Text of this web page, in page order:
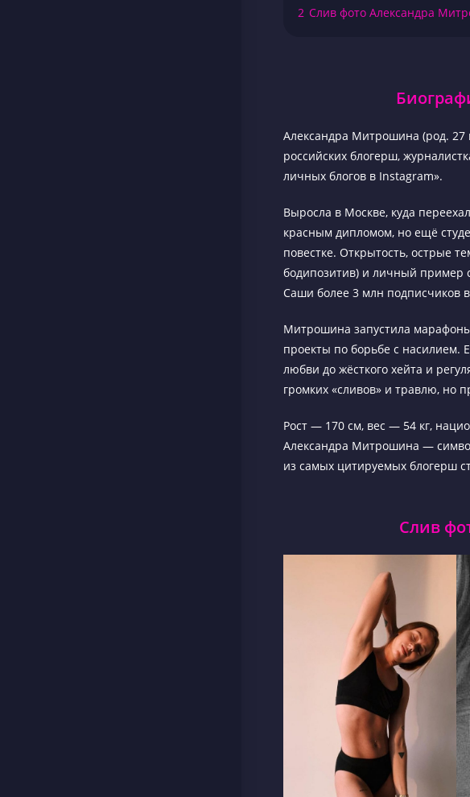
2 Слив фото Александра
Александра Митрошина (род. 27
российских блогерш,
личных блогов в Instagram».
Выросла в Москве, куда
красным дипломом, но ещё
повестке. Открытость, острые
бодипозитив) и личный пример
Саши более 3 млн подписчиков
Митрошина запустила
проекты по борьбе с насилием.
любви до жёсткого хейта и
громких «сливов» и травлю, но
Рост — 170 см, вес — 54 кг,
Александра Митрошина —
из самых цитируемых блогерш
Слив